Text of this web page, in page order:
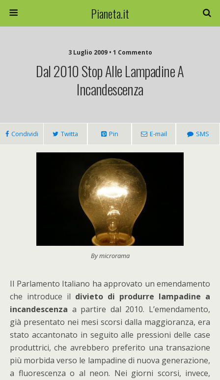
Pianeta.it
3 Luglio 2009 • 1 Commento
Dal 2010 Stop Alle Lampadine A
Incandescenza
Condividi Twitta Pin E-mail SMS
By microrama
Il Parlamento Italiano ha approvato un emendamento
che introduce il divieto di produrre lampadine a
incandescenza a partire dal 2010. L’emendamento,
già presentato nei mesi scorsi dalla maggioranza, era
stato accantonato in seguito alle pressioni delle case
produttrici, che avrebbero preferito una transazione
più morbida verso le lampadine di nuova generazione,
a fluorescenza o al neon. Nei giorni scorsi, invece,